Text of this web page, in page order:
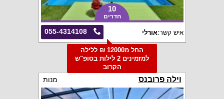
10
חדרים
055-4314108 איש קשר:אורלי
החל מ12000 ₪ ללילה
למזמינים 2 לילות בסופ"ש
הקרוב
וילה פרובנס מנות